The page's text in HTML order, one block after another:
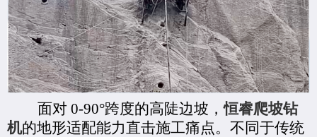
面对 0-90°跨度的高陡边坡，恒睿爬坡钻
机的地形适配能力直击施工痛点。不同于传统